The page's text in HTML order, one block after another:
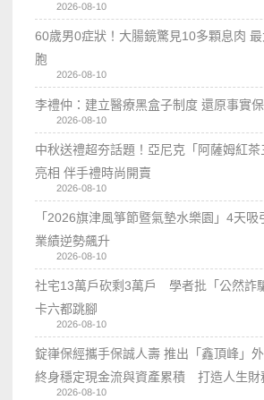
2026-08-10
60歲男0症狀！大腸鏡驚見10多顆息肉
胞
2026-08-10
李禮仲：建立醫療黑盒子制度 還原事實
2026-08-10
中秋送禮超夯話題！亞尼克「阿薩姆紅茶
亮相 伴手禮時尚開賣
2026-08-10
「2026旗津風箏節暨氣墊水樂園」4天
業績逆勢飆升
2026-08-10
社宅13萬戶砍剩3萬戶 學者批「公然
卡六都跳腳
2026-08-10
錠嵂保經攜手保誠人壽 推出「鑫頂峰」
終身穩定現金流與資產累積 打造人生財
2026-08-10